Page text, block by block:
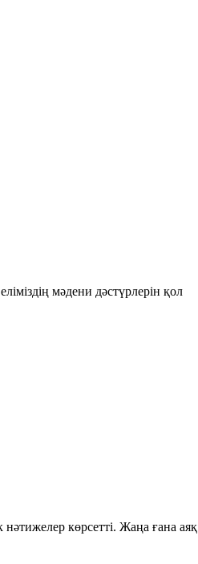
мәдени дәстүрлерін қол
көрсетті. Жаңа ғана аяқ